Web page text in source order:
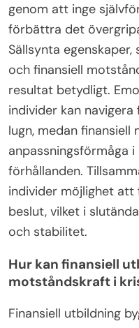
genom att inge
förbättra det
Sällsynta
och finansiell
resultat betydligt.
individer kan
lugn, medan
anpassningsförmåga
förhållanden.
individer möjlighet
beslut, vilket i
och stabilitet.
Hur kan finansiell
motståndskraft i
Finansiell utbildning